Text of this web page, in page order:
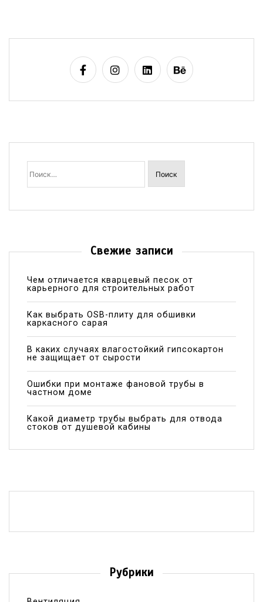
Найти:
Свежие записи
Чем отличается кварцевый песок от
карьерного для строительных работ
Как выбрать OSB-плиту для обшивки
каркасного сарая
В каких случаях влагостойкий гипсокартон
не защищает от сырости
Ошибки при монтаже фановой трубы в
частном доме
Какой диаметр трубы выбрать для отвода
стоков от душевой кабины
Рубрики